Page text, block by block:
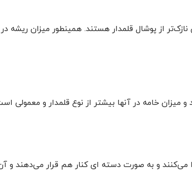
از پوشال قلمدار هستند. همینطور میزان ریشه در
میزان خامه در آنها بیشتر از نوع قلمدار و معمولی
و به صورت دسته ای کنار هم قرار می‌دهند و آن